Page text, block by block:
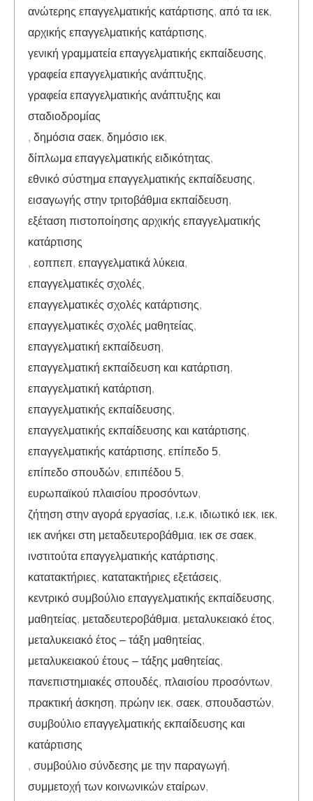
ανώτερης επαγγελματικής κατάρτισης, από τα ιεκ,
αρχικής επαγγελματικής κατάρτισης,
γενική γραμματεία επαγγελματικής εκπαίδευσης,
γραφεία επαγγελματικής ανάπτυξης,
γραφεία επαγγελματικής ανάπτυξης και
σταδιοδρομίας
, δημόσια σαεκ, δημόσιο ιεκ,
δίπλωμα επαγγελματικής ειδικότητας,
εθνικό σύστημα επαγγελματικής εκπαίδευσης,
εισαγωγής στην τριτοβάθμια εκπαίδευση,
εξέταση πιστοποίησης αρχικής επαγγελματικής
κατάρτισης
, εοππεπ, επαγγελματικά λύκεια,
επαγγελματικές σχολές,
επαγγελματικές σχολές κατάρτισης,
επαγγελματικές σχολές μαθητείας,
επαγγελματική εκπαίδευση,
επαγγελματική εκπαίδευση και κατάρτιση,
επαγγελματική κατάρτιση,
επαγγελματικής εκπαίδευσης,
επαγγελματικής εκπαίδευσης και κατάρτισης,
επαγγελματικής κατάρτισης, επίπεδο 5,
επίπεδο σπουδών, επιπέδου 5,
ευρωπαϊκού πλαισίου προσόντων,
ζήτηση στην αγορά εργασίας, ι.ε.κ, ιδιωτικό ιεκ, ιεκ,
ιεκ ανήκει στη μεταδευτεροβάθμια, ιεκ σε σαεκ,
ινστιτούτα επαγγελματικής κατάρτισης,
κατατακτήριες, κατατακτήριες εξετάσεις,
κεντρικό συμβούλιο επαγγελματικής εκπαίδευσης,
μαθητείας, μεταδευτεροβάθμια, μεταλυκειακό έτος,
μεταλυκειακό έτος – τάξη μαθητείας,
μεταλυκειακού έτους – τάξης μαθητείας,
πανεπιστημιακές σπουδές, πλαισίου προσόντων,
πρακτική άσκηση, πρώην ιεκ, σαεκ, σπουδαστών,
συμβούλιο επαγγελματικής εκπαίδευσης και
κατάρτισης
, συμβούλιο σύνδεσης με την παραγωγή,
συμμετοχή των κοινωνικών εταίρων,